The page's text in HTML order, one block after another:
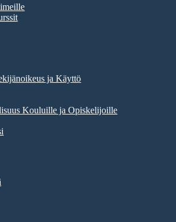
ja Käyttö
Kouluille ja Opiskelijoille